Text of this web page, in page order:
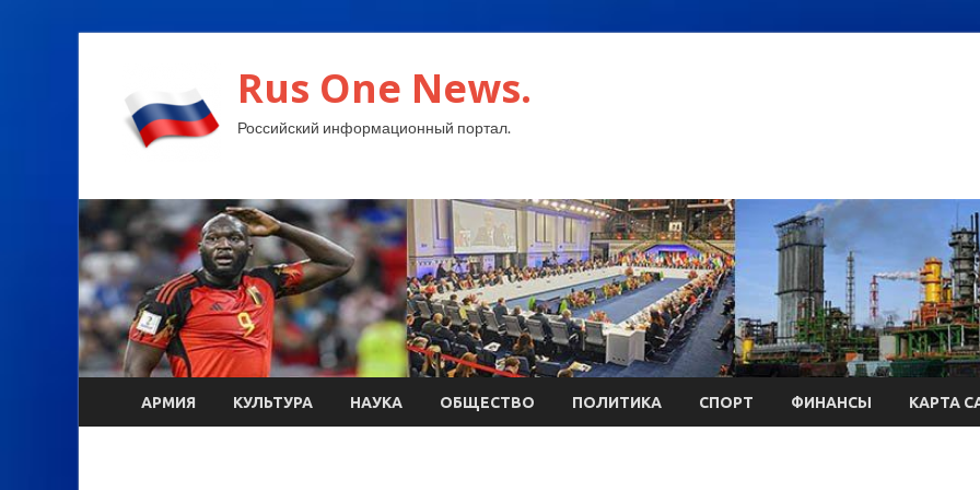
Rus One News.
Российский информационный портал.
АРМИЯ КУЛЬТУРА НАУКА ОБЩЕСТВО ПОЛИТИКА СПОРТ ФИНАНСЫ КАРТА